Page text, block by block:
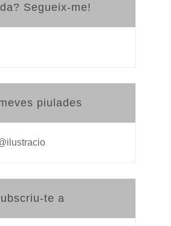
Segueix-me!
piulades
te a